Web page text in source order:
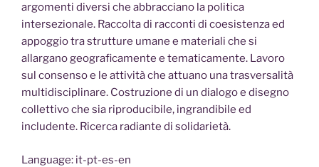
argomenti diversi che abbracciano la politica
intersezionale. Raccolta di racconti di coesistenza ed
appoggio tra strutture umane e materiali che si
allargano geograficamente e tematicamente. Lavoro
sul consenso e le attività che attuano una trasversalità
multidisciplinare. Costruzione di un dialogo e disegno
collettivo che sia riproducibile, ingrandibile ed
includente. Ricerca radiante di solidarietà.
Language: it-pt-es-en